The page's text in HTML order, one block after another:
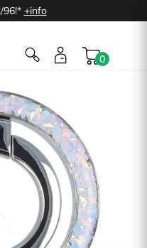
96!* +info
0